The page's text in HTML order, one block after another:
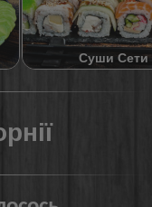
Суши Сети